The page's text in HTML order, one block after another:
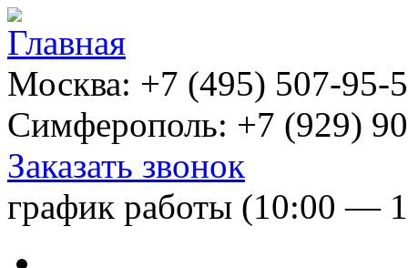
Москва: +7 (495) 507-95-
Симферополь: +7 (929)
Заказать звонок
график работы (10:00 —